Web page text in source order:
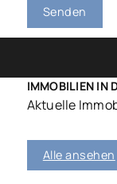
Senden
IMMOBILIEN IN
Aktuelle
Alle ansehen